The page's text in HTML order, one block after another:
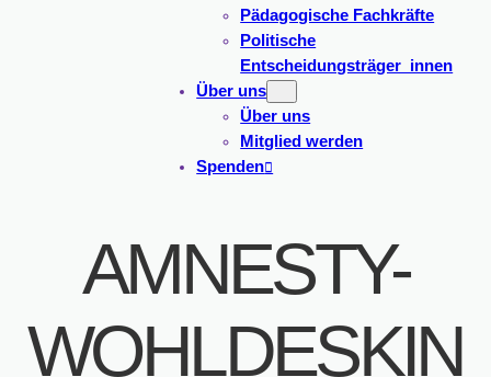
Pädagogische Fachkräfte
Politische
Entscheidungsträger_innen
Über uns
Über uns
Mitglied werden
Spenden
AMNESTY-
WOHLDESKIN